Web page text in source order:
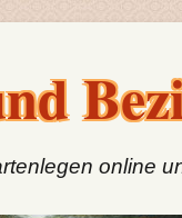
online